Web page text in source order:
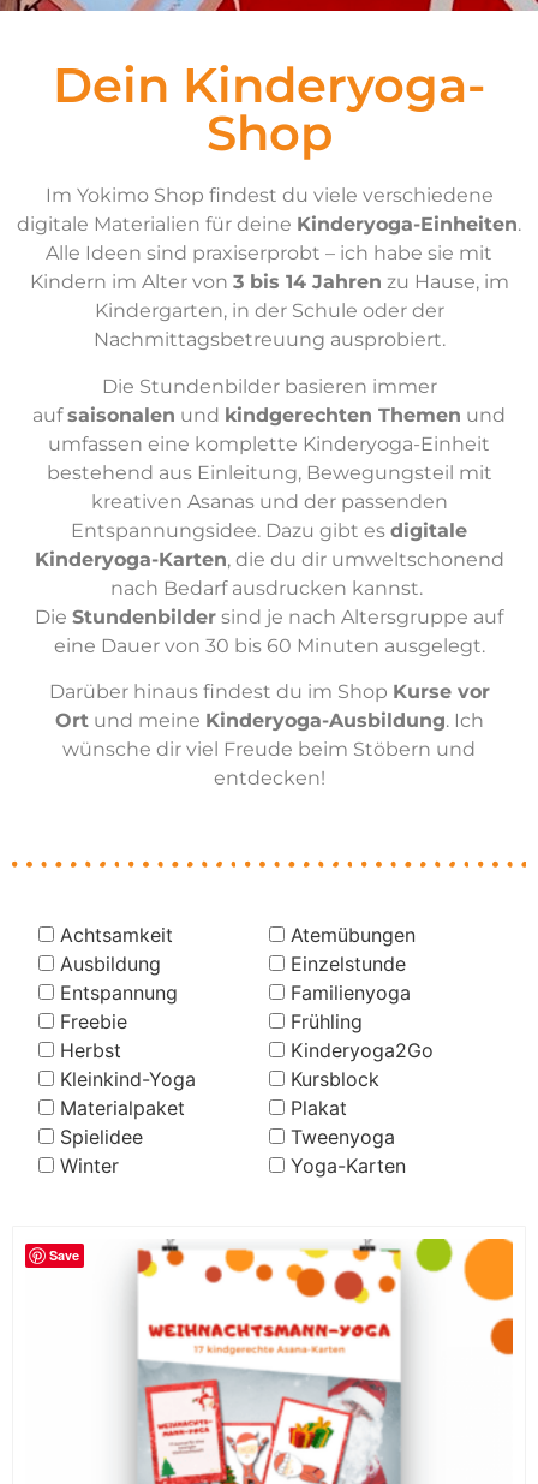
Dein Kinderyoga-
Shop
Im Yokimo Shop findest du viele verschiedene
digitale Materialien für deine Kinderyoga-Einheiten.
Alle Ideen sind praxiserprobt – ich habe sie mit
Kindern im Alter von 3 bis 14 Jahren zu Hause, im
Kindergarten, in der Schule oder der
Nachmittagsbetreuung ausprobiert.
Die Stundenbilder basieren immer
aufsaisonalen und kindgerechten Themen und
umfassen eine komplette Kinderyoga-Einheit
bestehend aus Einleitung, Bewegungsteil mit
kreativen Asanas und der passenden
Entspannungsidee. Dazu gibt es digitale
Kinderyoga-Karten, die du dir umweltschonend
nach Bedarf ausdrucken kannst.
Die Stundenbilder sind je nach Altersgruppe auf
eine Dauer von 30 bis 60 Minuten ausgelegt.
Darüber hinaus findest du im Shop Kurse vor
Ortund meine Kinderyoga-Ausbildung. Ich
wünsche dir viel Freude beim Stöbern und
entdecken!
Achtsamkeit
Atemübungen
Ausbildung
Einzelstunde
Entspannung
Familienyoga
Freebie
Frühling
Herbst
Kinderyoga2Go
Kleinkind-Yoga
Kursblock
Materialpaket
Plakat
Spielidee
Tweenyoga
Winter
Yoga-Karten
Save